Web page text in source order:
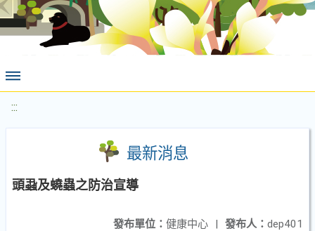
:::
最新消息
頭蝨及蟯蟲之防治宣導
發布人： dep401
發布單位： 健康中心 |